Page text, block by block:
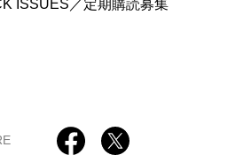
ISSUES／定期購読募集